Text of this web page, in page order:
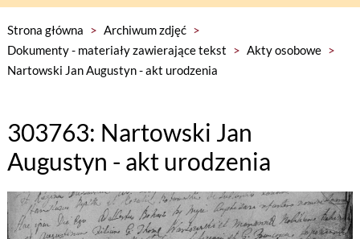
Strona główna > Archiwum zdjęć >
Dokumenty - materiały zawierające tekst > Akty osobowe >
Nartowski Jan Augustyn - akt urodzenia
303763: Nartowski Jan
Augustyn - akt urodzenia